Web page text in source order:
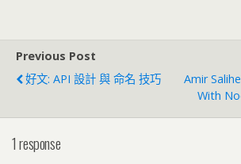
Previous Post
好文: API 設計 與 命名 技巧
Amir
With
1 response